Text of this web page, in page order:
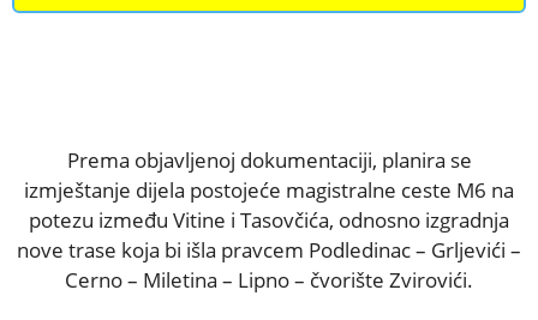
Prema objavljenoj dokumentaciji, planira se
izmještanje dijela postojeće magistralne ceste M6 na
potezu između Vitine i Tasovčića, odnosno izgradnja
nove trase koja bi išla pravcem Podledinac – Grljevići –
Cerno – Miletina – Lipno – čvorište Zvirovići.